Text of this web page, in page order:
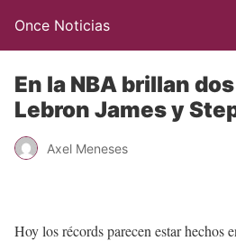
Once Noticias
En la NBA brillan
Lebron James y
Axel Meneses
Hoy los récords parecen estar hechos